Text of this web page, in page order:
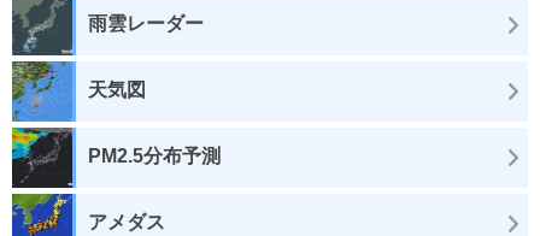
雨雲レーダー
天気図
PM2.5分布予測
アメダス